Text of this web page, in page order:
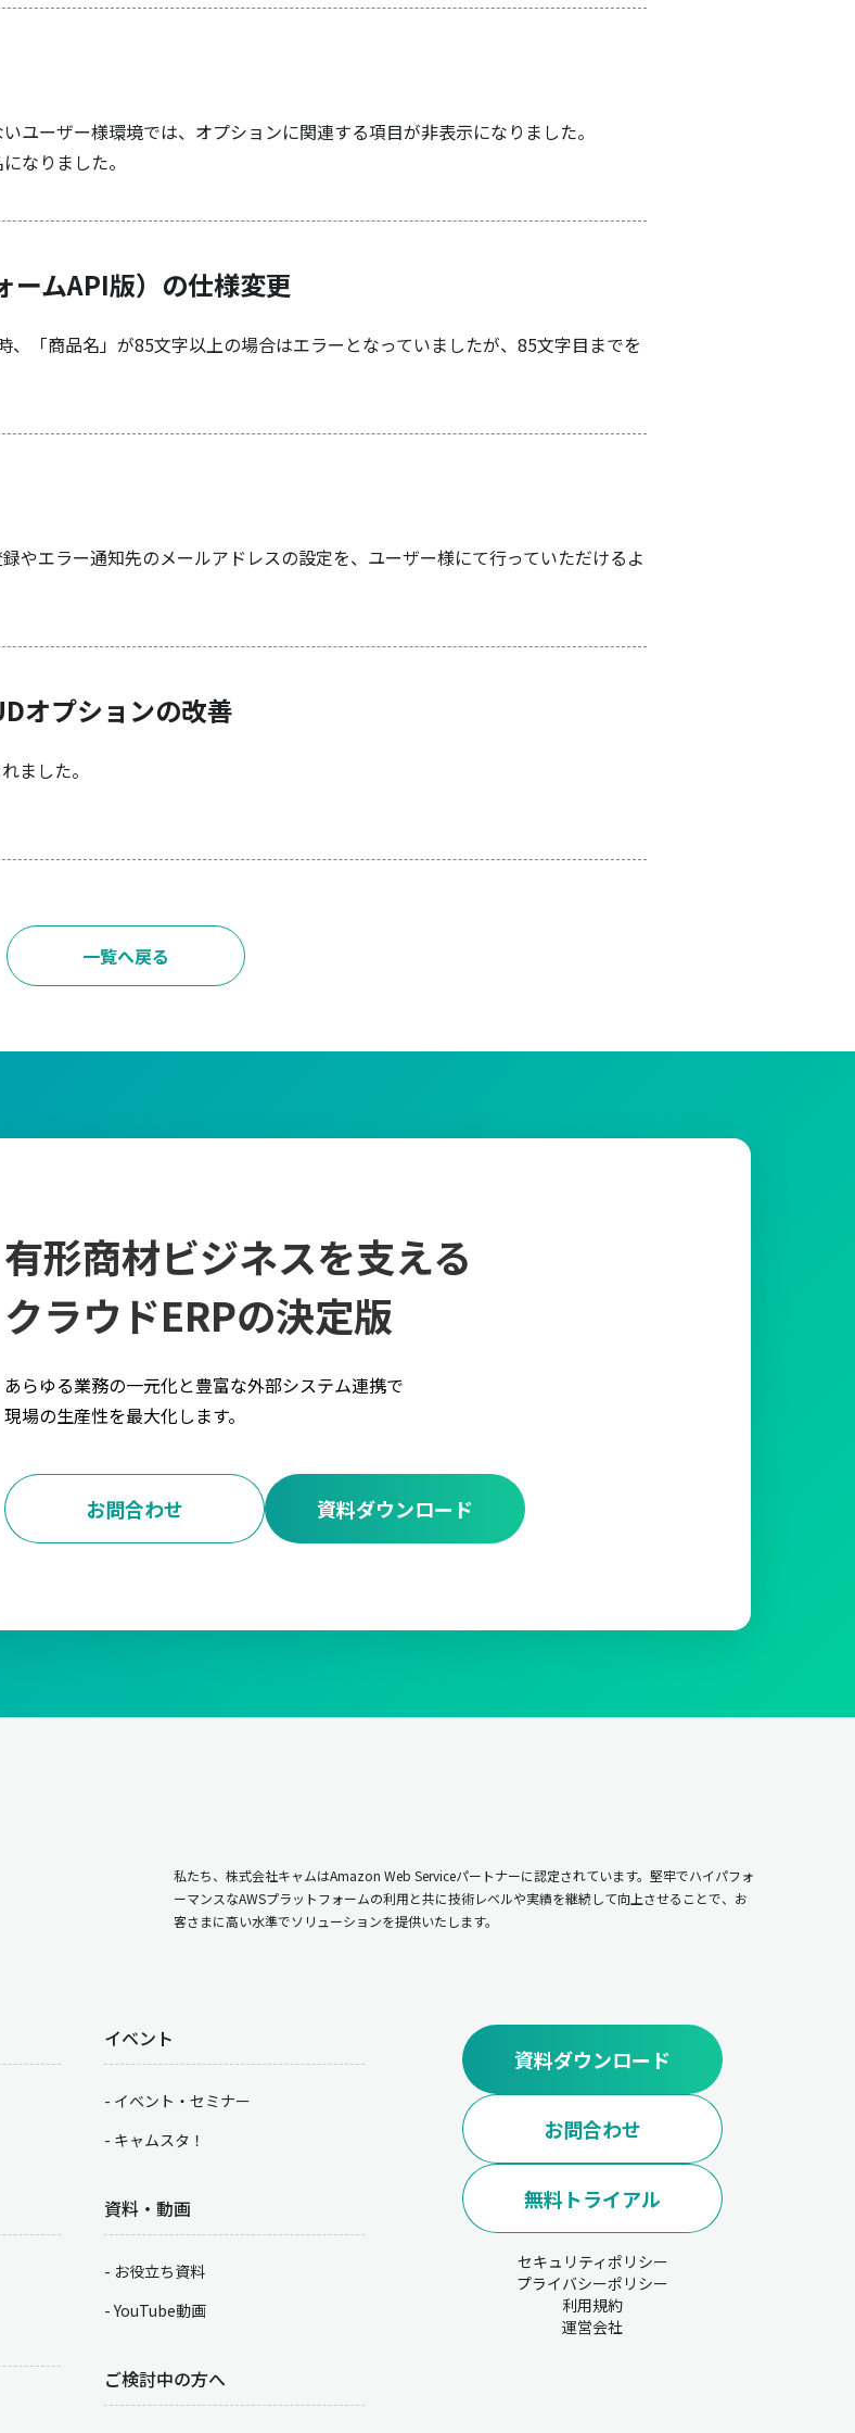
ーザー様環境では、オプションに関連する項目が非表示になりました。
なりました。
ームAPI版）の仕様変更
「商品名」が85文字以上の場合はエラーとなっていましたが、85文字目までを
やエラー通知先のメールアドレスの設定を、ユーザー様にて行っていただけるよ
オプションの改善
ました。
一覧へ戻る
有形商材ビジネスを支える
クラウドERPの決定版
あらゆる業務の一元化と豊富な外部システム連携で
現場の生産性を最大化します。
資料ダウンロード
お問合わせ
私たち、株式会社キャムはAmazon Web Serviceパートナーに認定されています。堅牢でハイパフォ
ーマンスなAWSプラットフォームの利用と共に技術レベルや実績を継続して向上させることで、お
客さまに高い水準でソリューションを提供いたします。
イベント
イベント・セミナー
キャムスタ！
資料・動画
お役立ち資料
YouTube動画
ご検討中の方へ
資料ダウンロード
お問合わせ
無料トライアル
セキュリティポリシー
プライバシーポリシー
利用規約
運営会社